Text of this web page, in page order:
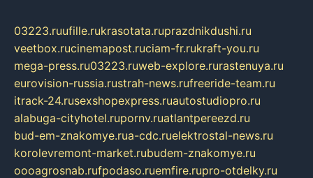
03223.ruufille.rukrasotata.ruprazdnikdushi.ru
veetbox.rucinemapost.ruciam-fr.rukraft-you.ru
mega-press.ru03223.ruweb-explore.rurastenuya.ru
eurovision-russia.rustrah-news.rufreeride-team.ru
itrack-24.rusexshopexpress.ruautostudiopro.ru
alabuga-cityhotel.rupornv.ruatlantpereezd.ru
bud-em-znakomye.rua-cdc.ruelektrostal-news.ru
korolevremont-market.rubudem-znakomye.ru
oooagrosnab.rufpodaso.ruemfire.rupro-otdelky.ru